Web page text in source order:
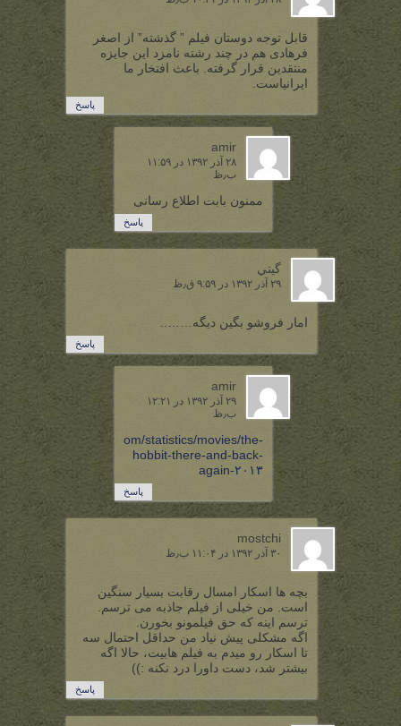
قابل توجه دوستان فیلم ” گذشته” از اصغر
فرهادی هم در چند رشته نامزد این جایزه
منتقدین قرار گرفته. باعث افتخار ما
ایرانیاست.
پاسخ
amir
۲۸ آذر ۱۳۹۲ در ۱۱:۵۹
ب٫ظ
ممنون بابت اطلاع رسانی
پاسخ
گيتي
۲۹ آذر ۱۳۹۲ در ۹:۵۹ ق٫ظ
امار فروشو بگین دیگه……..
پاسخ
amir
۲۹ آذر ۱۳۹۲ در ۱۲:۲۱
ب٫ظ
http://www.boxoffice.com/statistics/movies/the-
hobbit-there-and-back-
again-۲۰۱۳
پاسخ
mostchi
۳۰ آذر ۱۳۹۲ در ۱۱:۰۴ ب٫ظ
بچه ها اسکار امسال رقابت بسیار سنگین
است. من خیلی از فیلم جاذبه می ترسم.
ترسم اینه که حق فیلمونو بخورن.
اگه مشکلی پیش نیاد من حداقل احتمال سه
تا اسکار رو میدم به فیلم هابیت، حالا اگه
بیشتر شد، دست داورا درد نکنه :))
پاسخ